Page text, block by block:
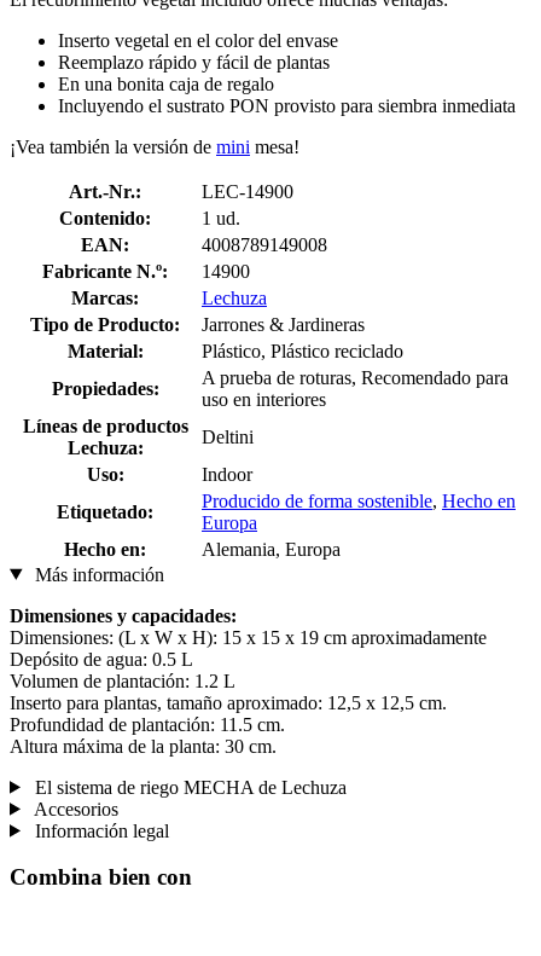
Inserto vegetal en el color del envase
Reemplazo rápido y fácil de plantas
En una bonita caja de regalo
Incluyendo el sustrato PON provisto para siembra inmediata
¡Vea también la versión de mini mesa!
Art.-Nr.:
LEC-14900
Contenido:
1 ud.
EAN:
4008789149008
Fabricante N.º:
14900
Marcas:
Lechuza
Tipo de Producto:
Jarrones & Jardineras
Material:
Plástico, Plástico reciclado
Propiedades:
A prueba de roturas, Recomendado para
uso en interiores
Líneas de productos
Lechuza:
Deltini
Uso:
Indoor
Etiquetado:
Producido de forma sostenible, Hecho en
Europa
Hecho en:
Alemania, Europa
Más información
Dimensiones y capacidades:
Dimensiones: (L x W x H): 15 x 15 x 19 cm aproximadamente
Depósito de agua: 0.5 L
Volumen de plantación: 1.2 L
Inserto para plantas, tamaño aproximado: 12,5 x 12,5 cm.
Profundidad de plantación: 11.5 cm.
Altura máxima de la planta: 30 cm.
El sistema de riego MECHA de Lechuza
Accesorios
Información legal
Combina bien con